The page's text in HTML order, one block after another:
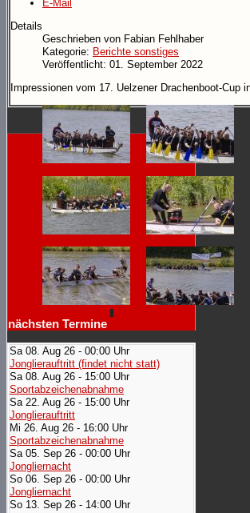
E-Mail
Details
Geschrieben von Fabian Fehlhaber
Kategorie: Berichte sonstiges
Veröffentlicht: 01. September 2022
Impressionen vom 17. Uelzener Drachenboot-Cup
nächsten Termine
Sa 08. Aug 26 - 00:00 Uhr
Jonglierauftritt (findet nicht statt)
Sa 08. Aug 26 - 15:00 Uhr
Sportabzeichenabnahme
Sa 22. Aug 26 - 15:00 Uhr
Jonglierauftritt
Mi 26. Aug 26 - 16:00 Uhr
Sportabzeichenabnahme
Sa 05. Sep 26 - 00:00 Uhr
Jongliernacht
So 06. Sep 26 - 00:00 Uhr
Jongliernacht
So 13. Sep 26 - 14:00 Uhr